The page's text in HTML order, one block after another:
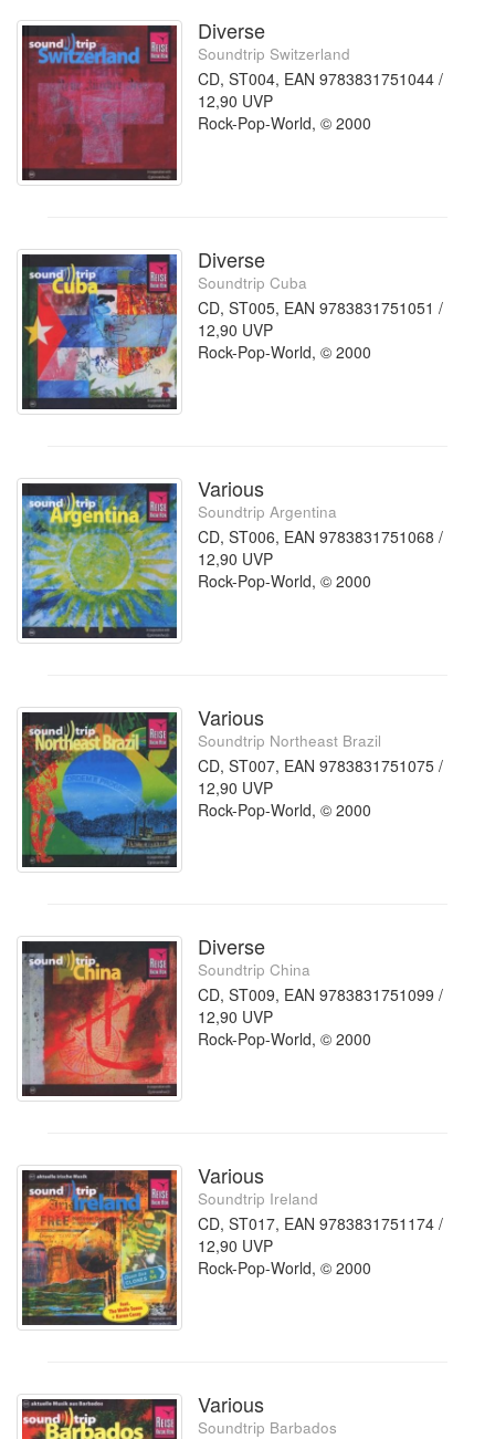
Diverse
Soundtrip Switzerland
CD, ST004, EAN 9783831751044 /
12,90 UVP
Rock-Pop-World, © 2000
Diverse
Soundtrip Cuba
CD, ST005, EAN 9783831751051 /
12,90 UVP
Rock-Pop-World, © 2000
Various
Soundtrip Argentina
CD, ST006, EAN 9783831751068 /
12,90 UVP
Rock-Pop-World, © 2000
Various
Soundtrip Northeast Brazil
CD, ST007, EAN 9783831751075 /
12,90 UVP
Rock-Pop-World, © 2000
Diverse
Soundtrip China
CD, ST009, EAN 9783831751099 /
12,90 UVP
Rock-Pop-World, © 2000
Various
Soundtrip Ireland
CD, ST017, EAN 9783831751174 /
12,90 UVP
Rock-Pop-World, © 2000
Various
Soundtrip Barbados